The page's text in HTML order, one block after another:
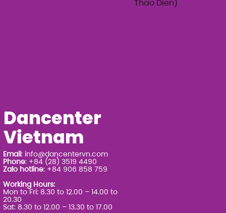
Dancenter
Vietnam
Email: info@dancentervn.com
Phone: +84 (28) 3519 4490
Zalo hotline: +84 906 858 759
Working Hours:
Mon to Fri: 8.30 to 12.00 – 14.00 to
20.30
Sat: 8.30 to 12.00 – 13.30 to 17.00
Thao Dien)